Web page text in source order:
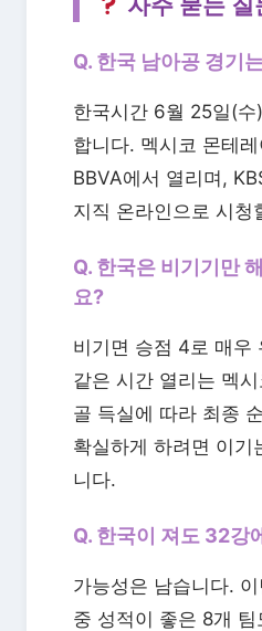
Q. 한국 남아공 경기
한국시간 6월 25일(
합니다. 멕시코 몬테
BBVA에서 열리며,
지직 온라인으로 시청
Q. 한국은 비기기만
요?
비기면 승점 4로 매우
같은 시간 열리는 멕
골 득실에 따라 최종
확실하게 하려면 이기
니다.
Q. 한국이 져도 32강
가능성은 남습니다.
중 성적이 좋은 8개